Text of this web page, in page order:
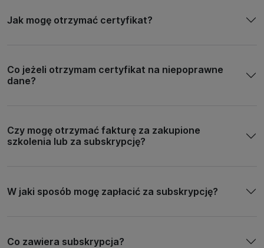
Jak mogę otrzymać certyfikat?
Co jeżeli otrzymam certyfikat na niepoprawne
dane?
Czy mogę otrzymać fakturę za zakupione
szkolenia lub za subskrypcję?
W jaki sposób mogę zapłacić za subskrypcję?
Co zawiera subskrypcja?